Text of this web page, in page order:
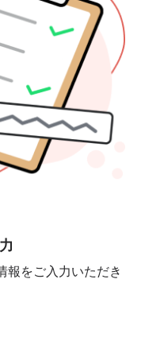
報をご入力いただき